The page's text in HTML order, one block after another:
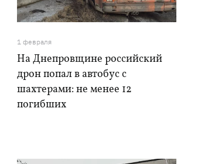
1 февраля
На Днепровщине российский
дрон попал в автобус с
шахтерами: не менее 12
погибших